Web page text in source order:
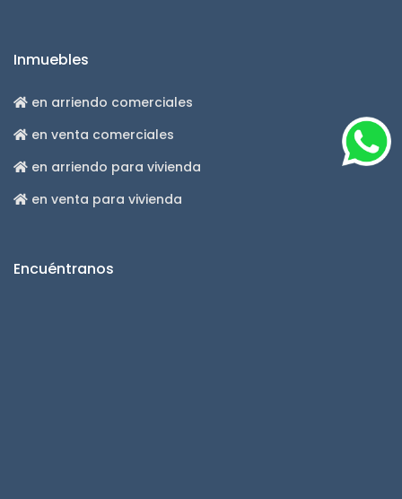
Inmuebles
en arriendo comerciales
en venta comerciales
en arriendo para vivienda
en venta para vivienda
Encuéntranos